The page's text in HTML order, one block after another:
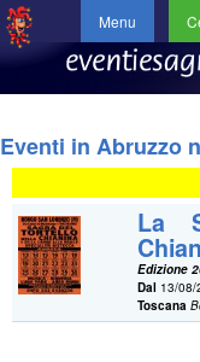
Menu
Eventi in Abruzzo
La
Edizione
Dal 13/
Toscana